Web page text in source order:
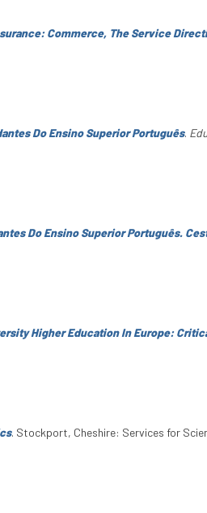
Commerce, The Service
Do Ensino Superior Português.
Do Ensino Superior Português.
Higher Education In Europe:
. Stockport, Cheshire: Services for